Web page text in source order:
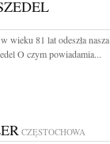
wieku 81 lat odeszła nasza
O czym powiadamia...
CZĘSTOCHOWA